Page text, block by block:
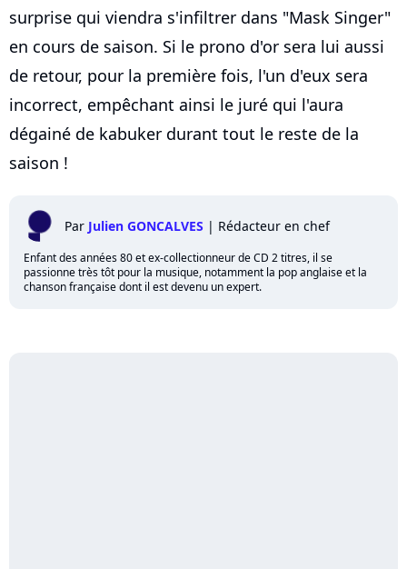
surprise qui viendra s'infiltrer dans "Mask Singer"
en cours de saison. Si le prono d'or sera lui aussi
de retour, pour la première fois, l'un d'eux sera
incorrect, empêchant ainsi le juré qui l'aura
dégainé de kabuker durant tout le reste de la
saison !
Par Julien GONCALVES | Rédacteur en chef
Enfant des années 80 et ex-collectionneur de CD 2 titres, il se
passionne très tôt pour la musique, notamment la pop anglaise et la
chanson française dont il est devenu un expert.